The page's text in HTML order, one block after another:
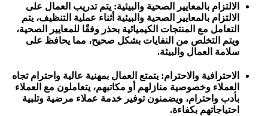
الالتزام بالمعايير الصحية والبيئية: يتم تدريب العمال على
الالتزام بالمعايير الصحية والبيئية أثناء عملية التنظيف، يتم
التعامل مع المنتجات الكيميائية بحذر وفقًا للمعايير الصحية،
ويتم التخلص من النفايات بشكل صحيح، مما يحافظ على
سلامة العمال والبيئة.
الاحترافية والاحترام: يتمتع العمال بمهنية عالية واحترام تجاه
العملاء وخصوصية منازلهم أو مكاتبهم، يتعاملون مع العملاء
بأدب واحترام، ويضمنون توفير خدمة عملاء مرضية وتلبية
احتياجاتهم بكفاءة.